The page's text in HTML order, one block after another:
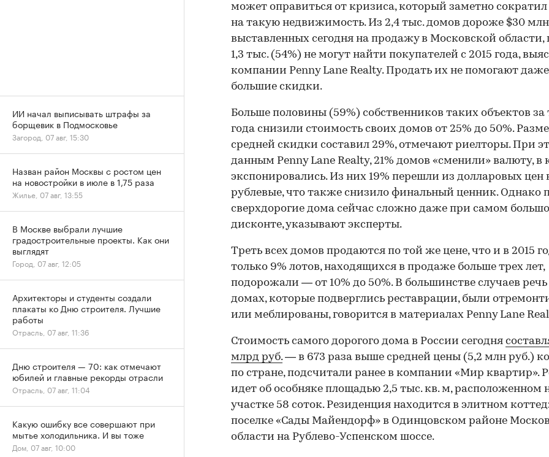
может оправиться от кризиса, который заметно сократил
на такую недвижимость. Из 2,4 тыс. домов дороже $30
выставленных сегодня на продажу в Московской области,
1,3 тыс. (54%) не могут найти покупателей с 2015 года,
компании Penny Lane Realty. Продать их не помогают даже
большие скидки.
Больше половины (59%) собственников таких объектов за
года снизили стоимость своих домов от 25% до 50%.
средней скидки составил 29%, отмечают риелторы. При
данным Penny Lane Realty, 21% домов «сменили» валюту, в
экспонировались. Из них 19% перешли из долларовых цен
рублевые, что также снизило финальный ценник. Однако
сверхдорогие дома сейчас сложно даже при самом
дисконте, указывают эксперты.
Треть всех домов продаются по той же цене, что и в 2015
только 9% лотов, находящихся в продаже больше трех лет,
подорожали — от 10% до 50%. В большинстве случаев речь
домах, которые подверглись реставрации, были
или меблированы, говорится в материалах Penny Lane
Стоимость самого дорогого дома в России сегодня
млрд руб.— в 673 раза выше средней цены (5,2 млн руб.)
по стране, подсчитали ранее в компании «Мир квартир».
идет об особняке площадью 2,5 тыс. кв. м, расположенном
участке 58 соток. Резиденция находится в элитном
поселке «Сады Майендорф» в Одинцовском районе
области на Рублево-Успенском шоссе.
ИИ начал выписывать штрафы за
борщевик в Подмосковье
Загород, 07 авг, 15:30
Назван район Москвы с ростом цен
на новостройки в июле в 1,75 раза
Жилье, 07 авг, 13:55
В Москве выбрали лучшие
градостроительные проекты. Как они
выглядят
Город, 07 авг, 12:05
Архитекторы и студенты создали
плакаты ко Дню строителя. Лучшие
работы
Отрасль, 07 авг, 11:36
Дню строителя — 70: как отмечают
юбилей и главные рекорды отрасли
Отрасль, 07 авг, 11:04
Какую ошибку все совершают при
мытье холодильника. И вы тоже
Дом, 07 авг, 10:00